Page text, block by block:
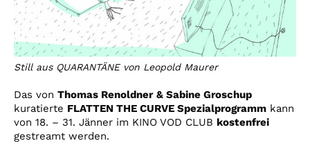
Still aus QUARANTÄNE von Leopold Maurer
Das von Thomas Renoldner & Sabine Groschup
kuratierte FLATTEN THE CURVE Spezialprogramm kann
von 18. – 31. Jänner im KINO VOD CLUB kostenfrei
gestreamt werden.